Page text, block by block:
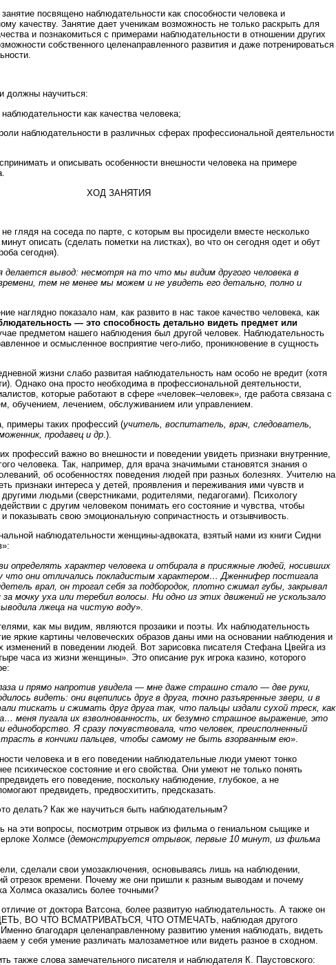
посвящено наблюдательности как способности человека и
качеству. Занятие дает ученикам возможность не только раскрыть для
и познакомиться с примерами наблюдательности в отношении других
собственного целенаправленного развития и даже потренироваться
должны научиться:
как качества человека;
наблюдательности в различных сферах профессиональной деятельности
и описывать особенности внешности человека на примере
ХОД ЗАНЯТИЯ
не глядя на соседа по парте, с которым вы просидели вместе несколько
описать (сделать пометки на листках), во что он сегодня одет и обут
сегодня).
делается вывод: несмотря на то что мы видим другого человека в
тем не менее мы можем и не увидеть его детально, полно и
наглядно показало нам, как развито в нас такое качество человека, как
— это способность детально видеть предмет или
предметом нашего наблюдения был другой человек. Наблюдательность
и осмысленное восприятие чего-либо, проникновение в сущность
жизни слабо развитая наблюдательность нам особо не вредит (хотя
Однако она просто необходима в профессиональной деятельности,
которые работают в сфере «человек–человек», где работа связана с
обучением, лечением, обслуживанием или управлением.
примеры таких профессий (учитель, воспитатель, врач, следователь,
продавец и др .).
профессий важно во внешности и поведении увидеть признаки внутренние,
человека. Так, например, для врача значимыми становятся знания о
об особенностях поведения людей при разных болезнях. Учителю на
признаки интереса у детей, проявления и переживания ими чувств и
людьми (сверстниками, родителями, педагогами). Психологу
с другим человеком понимать его состояние и чувства, чтобы
показывать свою эмоциональную сопричастность и отзывчивость.
наблюдательности женщины-адвоката, взятый нами из книги Сидни
определять характер человека и отбирала в присяжные людей, носивших
что они отличались покладистым характером… Дженнифер постигала
врал, он трогал себя за подбородок, плотно сжимал губы, закрывал
мочку уха или теребил волосы. Ни одно из этих движений не ускользало
лжеца на чистую воду».
как мы видим, являются прозаики и поэты. Их наблюдательность
яркие картины человеческих образов даны ими на основании наблюдения и
изменений в поведении людей. Вот зарисовка писателя Стефана Цвейга из
часа из жизни женщины». Это описание рук игрока казино, которого
и прямо напротив увидела — мне даже страшно стало — две руки,
видеть: они вцепились друг в друга, точно разъяренные звери, и в
тискать и сжимать друг друга так, что пальцы издали сухой треск, как
меня пугала их взволнованность, их безумно страшное выражение, это
единоборство. Я сразу почувствовала, что человек, преисполненный
в кончики пальцев, чтобы самому не быть взорванным ею».
человека и в его поведении наблюдательные люди умеют тонко
психическое состояние и его свойства. Они умеют не только понять
его поведение, поскольку наблюдение, глубокое, а не
предвидеть, предвосхитить, предсказать.
делать? Как же научиться быть наблюдательным?
на эти вопросы, посмотрим отрывок из фильма о гениальном сыщике и
Холмсе (демонстрируется отрывок, первые 10 минут, из фильма
сделали свои умозаключения, основываясь лишь на наблюдении,
отрезок времени. Почему же они пришли к разным выводам и почему
Холмса оказались более точными?
от доктора Ватсона, более развитую наблюдательность. А также он
ВО ЧТО ВСМАТРИВАТЬСЯ, ЧТО ОТМЕЧАТЬ, наблюдая другого
благодаря целенаправленному развитию умения наблюдать, видеть
у себя умение различать малозаметное или видеть разное в сходном.
также слова замечательного писателя и наблюдателя К. Паустовского: